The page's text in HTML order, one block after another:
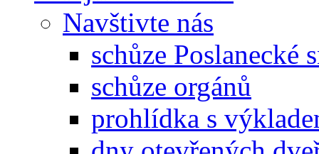
Navštivte nás
schůze Poslanecké
schůze orgánů
prohlídka s